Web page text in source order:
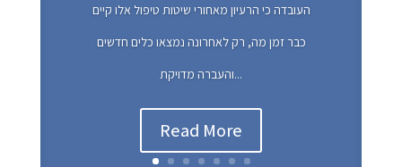
העובדה כי הרעיון מאחורי שיטות טיפול אלו קיים
כבר זמן מה, רק לאחרונה נמצאו כלים חדשים
והעברה מדויקת...
Read More